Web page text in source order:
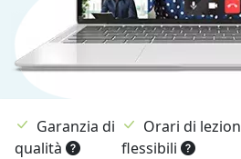
Garanzia di
qualità
Orari di
flessibili